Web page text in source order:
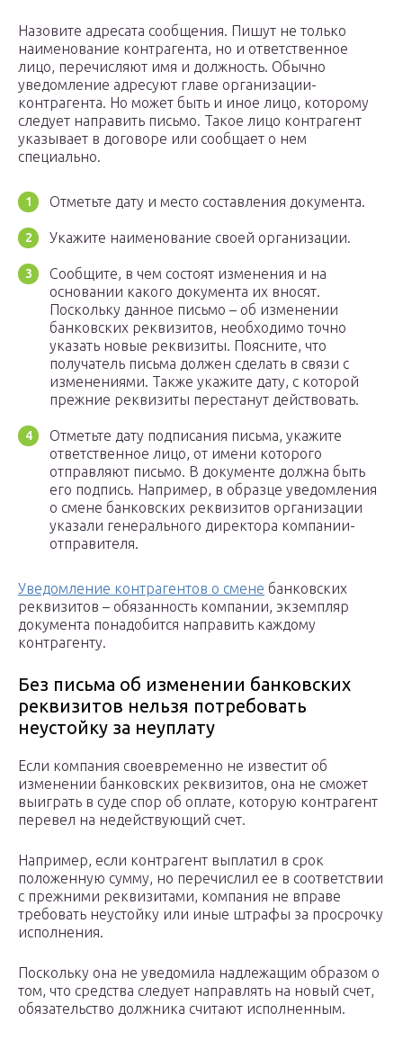
Назовите адресата сообщения. Пишут не только
наименование контрагента, но и ответственное
лицо, перечисляют имя и должность. Обычно
уведомление адресуют главе организации-
контрагента. Но может быть и иное лицо, которому
следует направить письмо. Такое лицо контрагент
указывает в договоре или сообщает о нем
специально.
Отметьте дату и место составления документа.
Укажите наименование своей организации.
Сообщите, в чем состоят изменения и на
основании какого документа их вносят.
Поскольку данное письмо – об изменении
банковских реквизитов, необходимо точно
указать новые реквизиты. Поясните, что
получатель письма должен сделать в связи с
изменениями. Также укажите дату, с которой
прежние реквизиты перестанут действовать.
Отметьте дату подписания письма, укажите
ответственное лицо, от имени которого
отправляют письмо. В документе должна быть
его подпись. Например, в образце уведомления
о смене банковских реквизитов организации
указали генерального директора компании-
отправителя.
Уведомление контрагентов о смене банковских
реквизитов – обязанность компании, экземпляр
документа понадобится направить каждому
контрагенту.
Без письма об изменении банковских
реквизитов нельзя потребовать
неустойку за неуплату
Если компания своевременно не известит об
изменении банковских реквизитов, она не сможет
выиграть в суде спор об оплате, которую контрагент
перевел на недействующий счет.
Например, если контрагент выплатил в срок
положенную сумму, но перечислил ее в соответствии
с прежними реквизитами, компания не вправе
требовать неустойку или иные штрафы за просрочку
исполнения.
Поскольку она не уведомила надлежащим образом о
том, что средства следует направлять на новый счет,
обязательство должника считают исполненным.